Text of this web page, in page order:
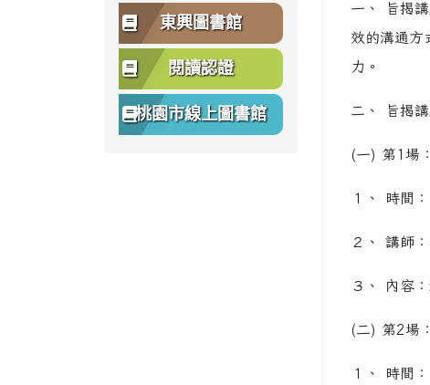
東興圖書館
閱讀認證
桃園市線上圖書館
一、 旨揭
效的溝通方
力。
二、 旨揭
(一) 第1場
１、 時間
２、 講師
３、 內容
(二) 第2場
１、 時間